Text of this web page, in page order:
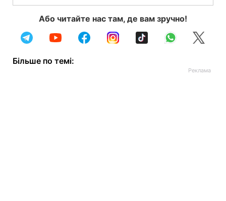
Або читайте нас там, де вам зручно!
Більше по темі: